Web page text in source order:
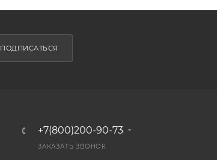
ПОДПИСАТЬСЯ
+7(800)200-90-73
ЗАКАЗАТЬ ЗВОНОК